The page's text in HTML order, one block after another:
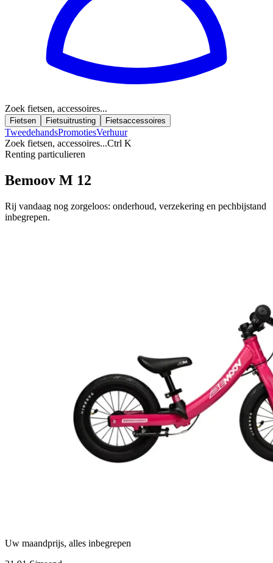
Zoek fietsen, accessoires...
Fietsen Fietsuitrusting Fietsaccessoires
TweedehandsPromotiesVerhuur
Zoek fietsen, accessoires...Ctrl K
Renting particulieren
Bemoov M 12
Rij vandaag nog zorgeloos: onderhoud, verzekering en pechbijstand
inbegrepen.
Uw maandprijs, alles inbegrepen